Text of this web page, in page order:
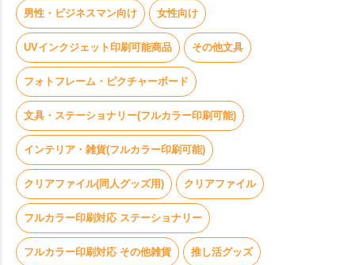
男性・ビジネスマン向け 女性向け
UVインクジェット印刷可能商品 その他文具
フォトフレーム・ピクチャーボード
文具・ステーショナリー(フルカラー印刷可能)
インテリア・雑貨(フルカラー印刷可能)
クリアファイル(同人グッズ用) クリアファイル
フルカラー印刷対応 ステーショナリー
フルカラー印刷対応 その他雑貨 推し活グッズ